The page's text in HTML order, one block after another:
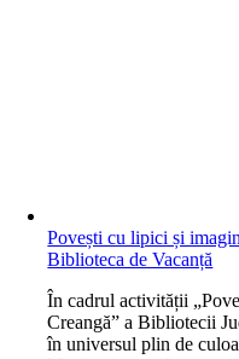
Povești cu lipici și
Biblioteca de Vacanță
În cadrul activității
Creangă” a Bibliotecii
în universul plin de